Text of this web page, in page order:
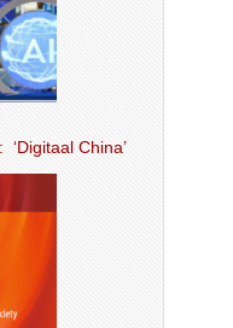
China’